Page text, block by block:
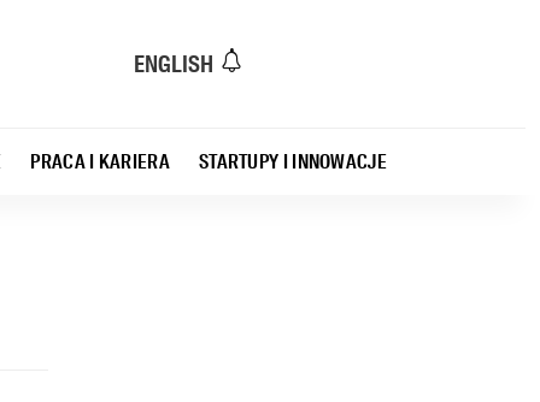
ENGLISH
PRACA I KARIERA STARTUPY I INNOWACJE